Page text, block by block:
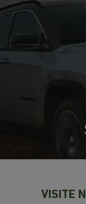
VISITE